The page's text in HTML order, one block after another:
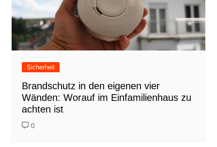
Sicherheit
Brandschutz in den eigenen vier
Wänden: Worauf im Einfamilienhaus zu
achten ist
0